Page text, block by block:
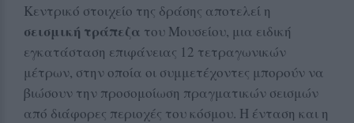
Κεντρικό στοιχείο της δράσης αποτελεί η
σεισμική τράπεζα του Μουσείου, μια ειδική
εγκατάσταση επιφάνειας 12 τετραγωνικών
μέτρων, στην οποία οι συμμετέχοντες μπορούν να
βιώσουν την προσομοίωση πραγματικών σεισμών
από διάφορες περιοχές του κόσμου. Η ένταση και η